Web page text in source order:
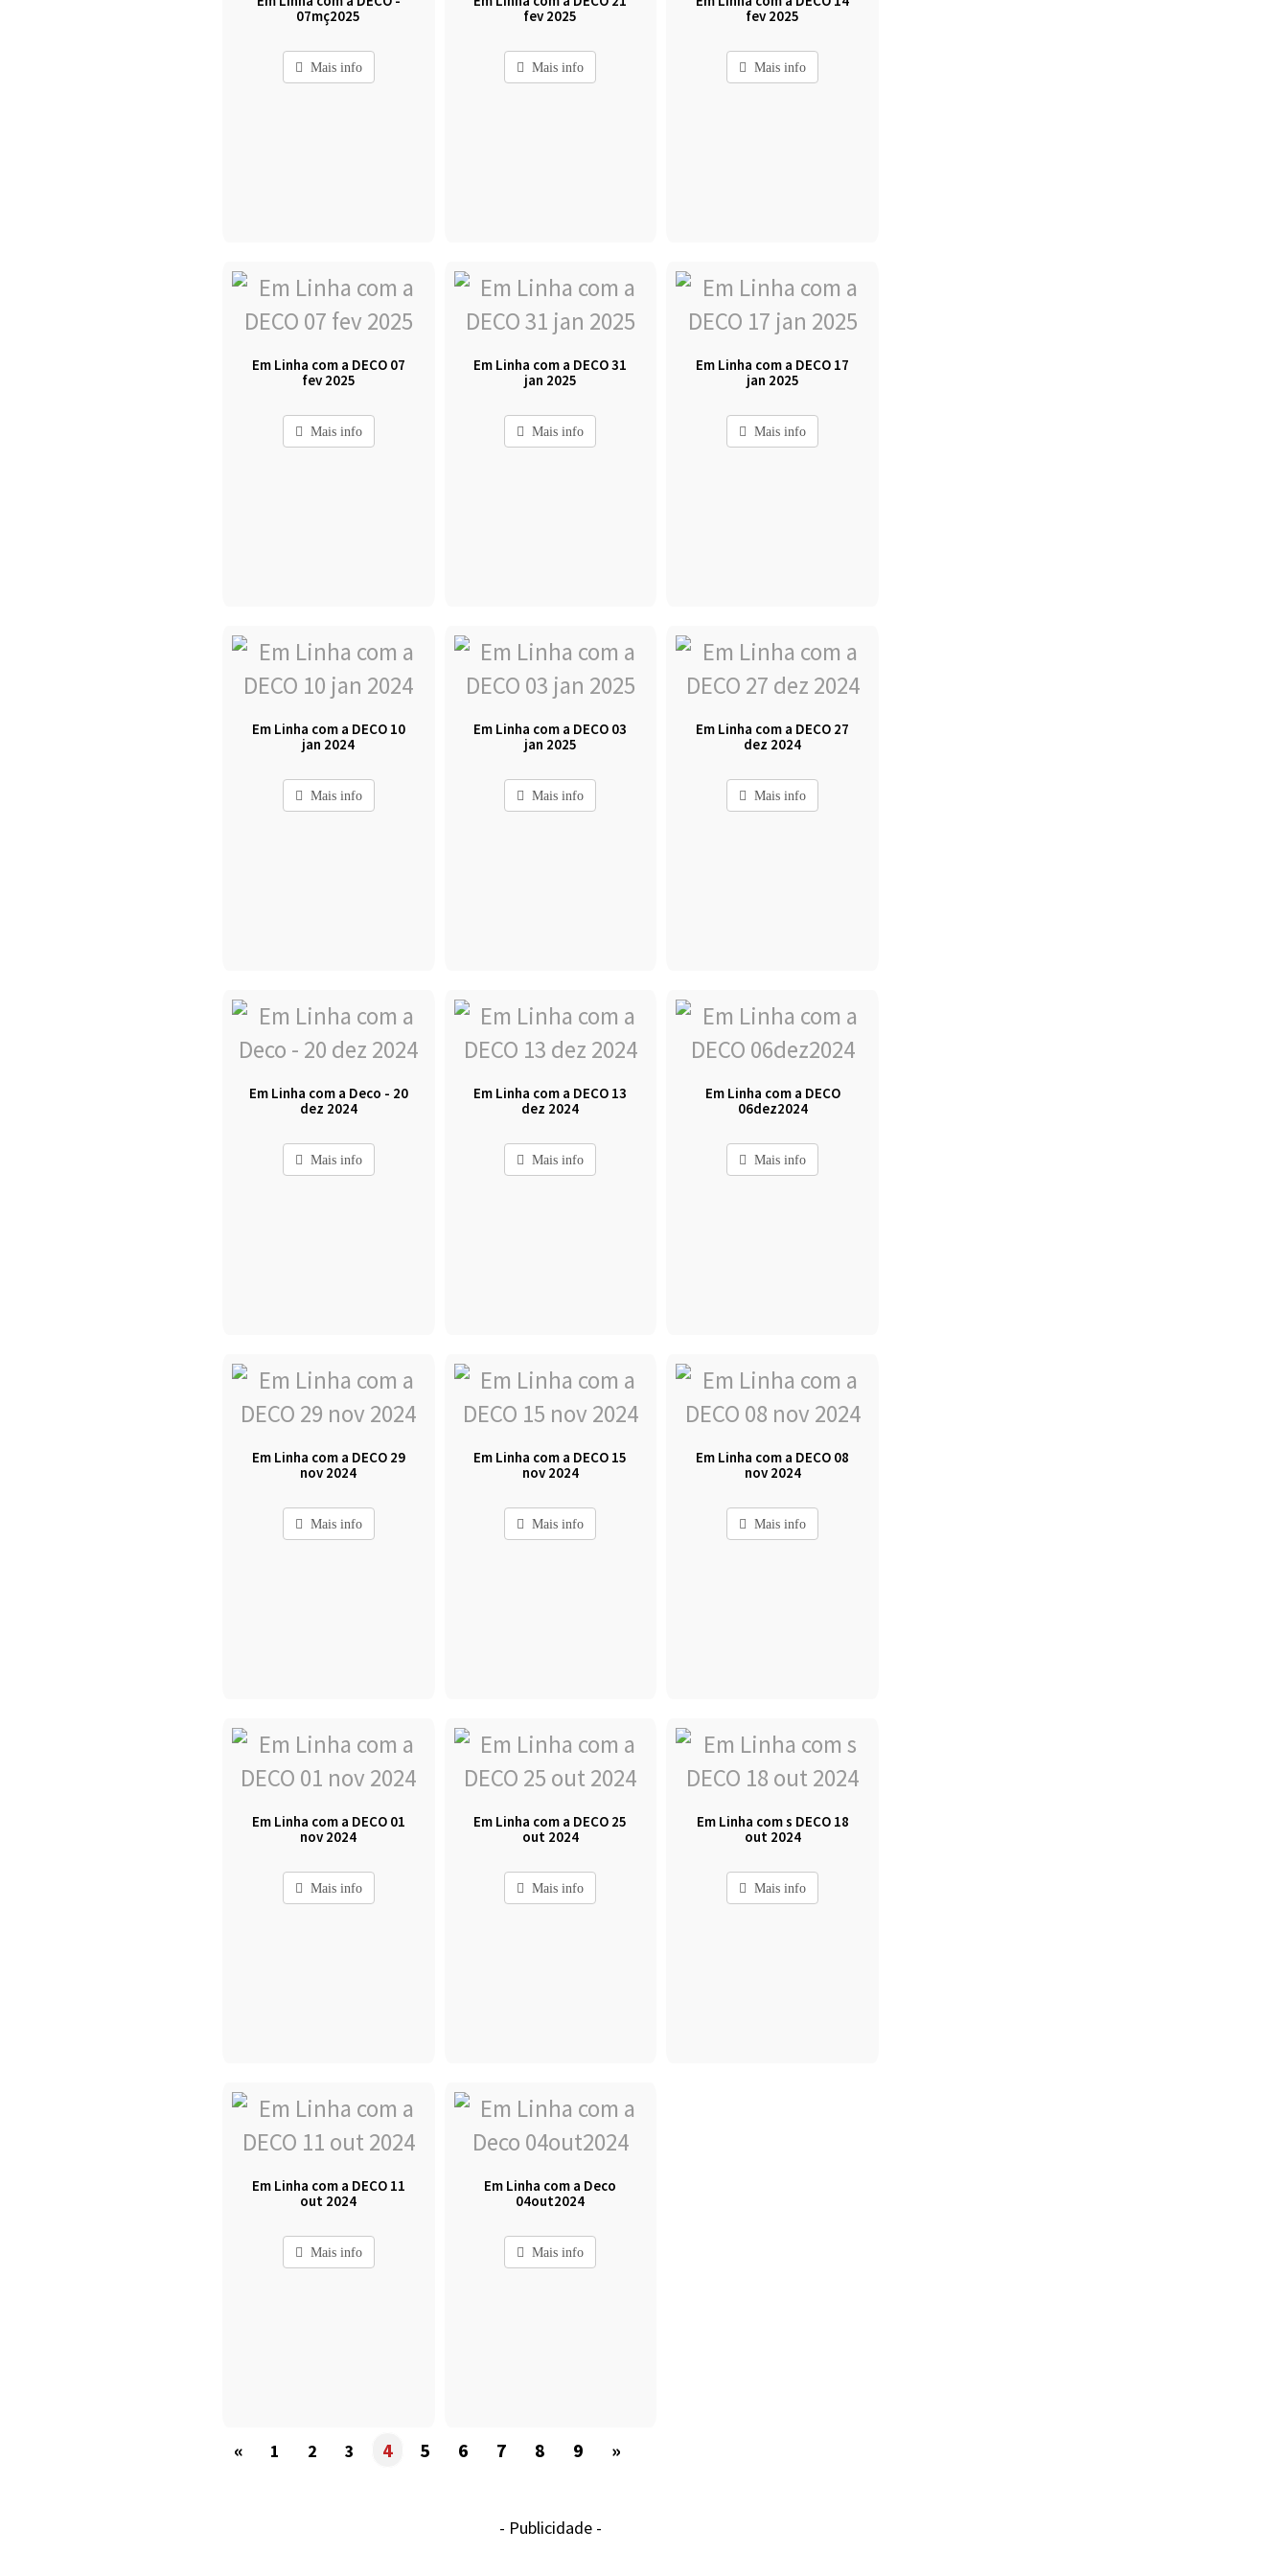
07mç2025
Mais info
fev 2025
Mais info
fev 2025
Mais info
Em Linha com a DECO 07
fev 2025
Mais info
Em Linha com a DECO 31
jan 2025
Mais info
Em Linha com a DECO 17
jan 2025
Mais info
Em Linha com a DECO 10
jan 2024
Mais info
Em Linha com a DECO 03
jan 2025
Mais info
Em Linha com a DECO 27
dez 2024
Mais info
Em Linha com a Deco - 20
dez 2024
Mais info
Em Linha com a DECO 13
dez 2024
Mais info
Em Linha com a DECO
06dez2024
Mais info
Em Linha com a DECO 29
nov 2024
Mais info
Em Linha com a DECO 15
nov 2024
Mais info
Em Linha com a DECO 08
nov 2024
Mais info
Em Linha com a DECO 01
nov 2024
Mais info
Em Linha com a DECO 25
out 2024
Mais info
Em Linha com s DECO 18
out 2024
Mais info
Em Linha com a DECO 11
out 2024
Mais info
Em Linha com a Deco
04out2024
Mais info
« 1 2 3 4 5 6 7 8 9 »
- Publicidade -